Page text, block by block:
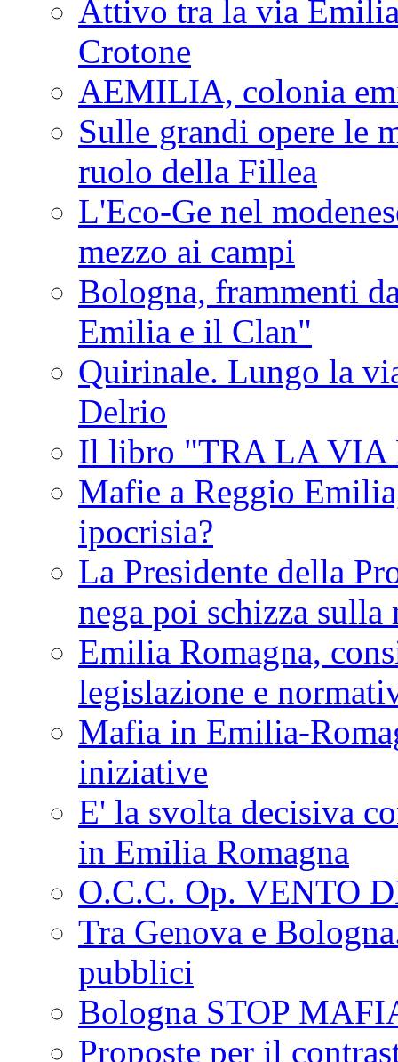
Attivo tra la via
Crotone
AEMILIA, colonia
Sulle grandi opere le
ruolo della Fillea
L'Eco-Ge nel
mezzo ai campi
Bologna, frammenti
Emilia e il Clan"
Quirinale. Lungo la
Delrio
Il libro "TRA LA
Mafie a Reggio
ipocrisia?
La Presidente della
nega poi schizza sulla
Emilia Romagna,
legislazione e
Mafia in Emilia-
iniziative
E' la svolta decisiva
in Emilia Romagna
O.C.C. Op. VENTO
Tra Genova e
pubblici
Bologna STOP
Proposte per il